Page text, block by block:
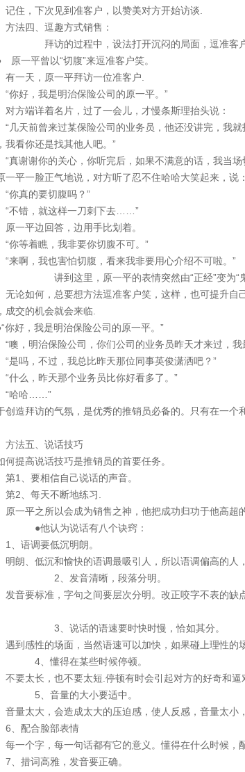
住，下次见到准客户，以赞美对方开始访谈.
法四、逗趣方式销售：
访的过程中，设法打开沉闷的局面，逗准客户笑
一平曾以“切腹”来逗准客户笑。
一天，原一平拜访一位准客户.
好，我是明治保险公司的原一平。”
方端详着名片，过了一会儿，才慢条斯理抬头说：
天前曾来过某保险公司的业务员，他还没讲完，我就
我看你还是找其他人吧。”
谢谢你的关心，你听完后，如果不满意的话，我当场
平一脸正气地说，对方听了忍不住哈哈大笑起来，说：
真的要切腹吗？”
错，就这样一刀刺下去……”
一平边回答，边用手比划着。
等着瞧，我非要你切腹不可。”
啊，我也害怕切腹，看来我非要用心介绍不可啦。”
到这里，原一平的表情突然由“正经”变为“鬼脸”
如何，总要想方法逗准客户笑，这样，也可提升自
成交的机会就会来临.
你好，我是明治保险公司的原一平。”
，明治保险公司，你们公司的业务员昨天才来过，我
吗，不过，我总比昨天那位同事英俊潇洒吧？”
么，昨天那个业务员比你好看多了。”
哈……”
创造拜访的气氛，是优秀的推销员必备的。只有在一个
法五、说话技巧
提高说话技巧是推销员的首要任务。
1、要相信自己说话的声音。
2、每天不断地练习.
平之所以会成为销售之神，他把成功归功于他高超的
认为说话有八个诀窍：
语调要低沉明朗。
、低沉和愉快的语调最吸引人，所以语调偏高的人
发音清晰，段落分明。
要标准，字句之间要层次分明。改正咬字不表的缺
说话的语速要时快时慢，恰如其分。
感性的场面，当然语速可以加快，如果碰上理性的场
懂得在某些时候停顿。
太长，也不要太短.停顿有时会引起对方的好奇和逼
音量的大小要适中。
太大，会造成太大的压迫感，使人反感，音量太小
配合脸部表情
个字，每一句话都有它的意义。懂得在什么时候，配
措词高雅，发音要正确。